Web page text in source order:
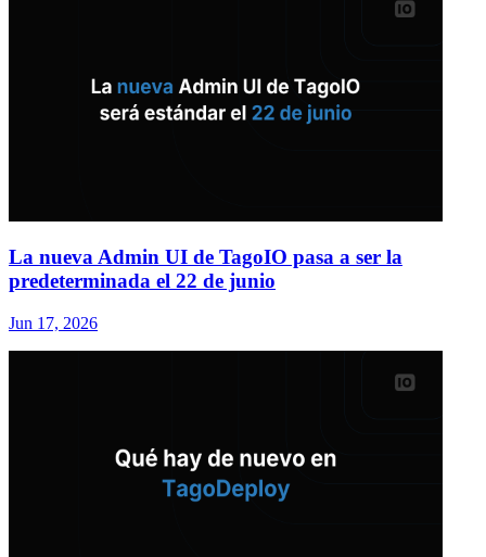
La nueva Admin UI de TagoIO pasa a ser la
predeterminada el 22 de junio
Jun 17, 2026